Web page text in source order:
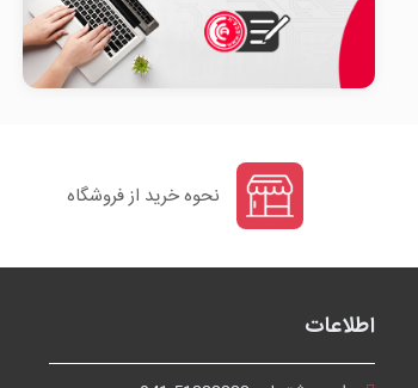
نحوه خرید از فروشگاه
اطلاعات